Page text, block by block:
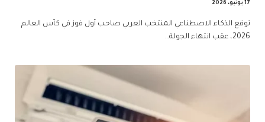
17 يونيو، 2026
توقع الذكاء الاصطناعي المنتخب العربي صاحب أول فوز في كأس العالم
2026، عقب انتهاء الجولة…